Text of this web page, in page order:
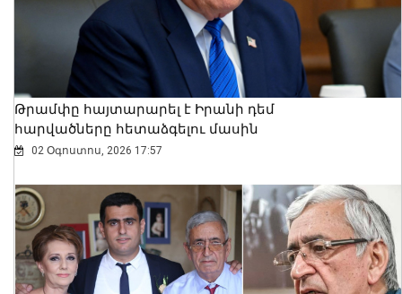
08 Օգոստոս, 2026 16:33
Քրեական վարույթի շրջանակում
Թրամփը հայտարարել է Իրանի դեմ
հարվածները հետաձգելու մասին
02 Օգոստոս, 2026 17:57